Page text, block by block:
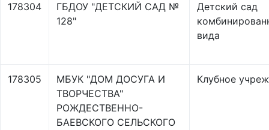
178304
ГБДОУ "ДЕТСКИЙ САД №
128"
Детский сад
вида
178305
МБУК "ДОМ ДОСУГА И
ТВОРЧЕСТВА"
РОЖДЕСТВЕННО-
БАЕВСКОГО СЕЛЬСКОГО
Клубное